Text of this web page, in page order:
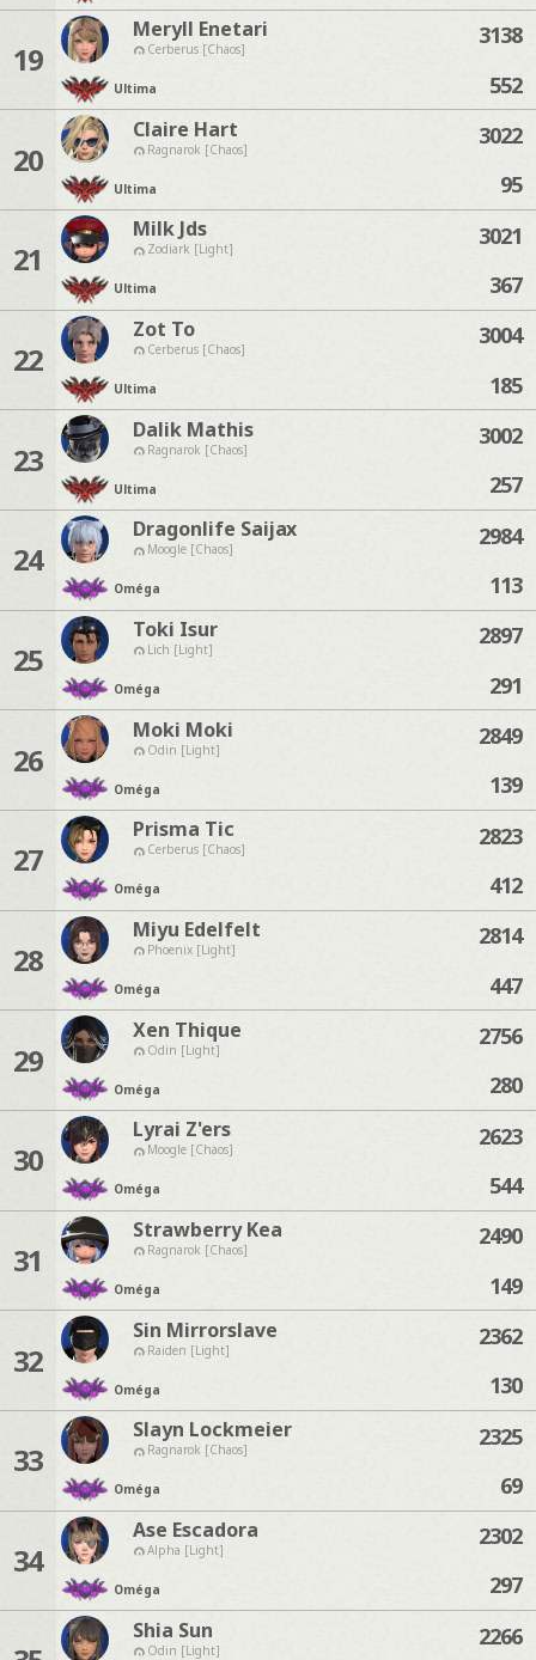
19
Meryll Enetari
Cerberus [Chaos]
Ultima
3138
552
20
Claire Hart
Ragnarok [Chaos]
Ultima
3022
95
21
Milk Jds
Zodiark [Light]
Ultima
3021
367
22
Zot To
Cerberus [Chaos]
Ultima
3004
185
23
Dalik Mathis
Ragnarok [Chaos]
Ultima
3002
257
24
Dragonlife Saijax
Moogle [Chaos]
Oméga
2984
113
25
Toki Isur
Lich [Light]
Oméga
2897
291
26
Moki Moki
Odin [Light]
Oméga
2849
139
27
Prisma Tic
Cerberus [Chaos]
Oméga
2823
412
28
Miyu Edelfelt
Phoenix [Light]
Oméga
2814
447
29
Xen Thique
Odin [Light]
Oméga
2756
280
30
Lyrai Z'ers
Moogle [Chaos]
Oméga
2623
544
31
Strawberry Kea
Ragnarok [Chaos]
Oméga
2490
149
32
Sin Mirrorslave
Raiden [Light]
Oméga
2362
130
33
Slayn Lockmeier
Ragnarok [Chaos]
Oméga
2325
69
34
Ase Escadora
Alpha [Light]
Oméga
2302
297
Shia Sun
Odin [Light] 2266